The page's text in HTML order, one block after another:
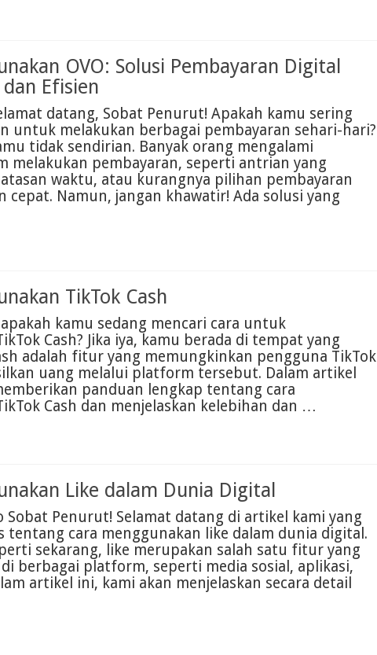
OVO: Solusi Pembayaran Digital
Efisien
datang, Sobat Penurut! Apakah kamu sering
untuk melakukan berbagai pembayaran sehari-hari?
tidak sendirian. Banyak orang mengalami
melakukan pembayaran, seperti antrian yang
waktu, atau kurangnya pilihan pembayaran
cepat. Namun, jangan khawatir! Ada solusi yang
TikTok Cash
kamu sedang mencari cara untuk
Cash? Jika iya, kamu berada di tempat yang
adalah fitur yang memungkinkan pengguna TikTok
uang melalui platform tersebut. Dalam artikel
panduan lengkap tentang cara
Cash dan menjelaskan kelebihan dan …
Like dalam Dunia Digital
Sobat Penurut! Selamat datang di artikel kami yang
tentang cara menggunakan like dalam dunia digital.
sekarang, like merupakan salah satu fitur yang
berbagai platform, seperti media sosial, aplikasi,
artikel ini, kami akan menjelaskan secara detail